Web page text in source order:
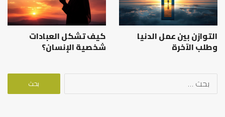
التوازن بين عمل الدنيا
وطلب الآخرة
كيف تشكل العبادات
شخصية الإنسان؟
البحث